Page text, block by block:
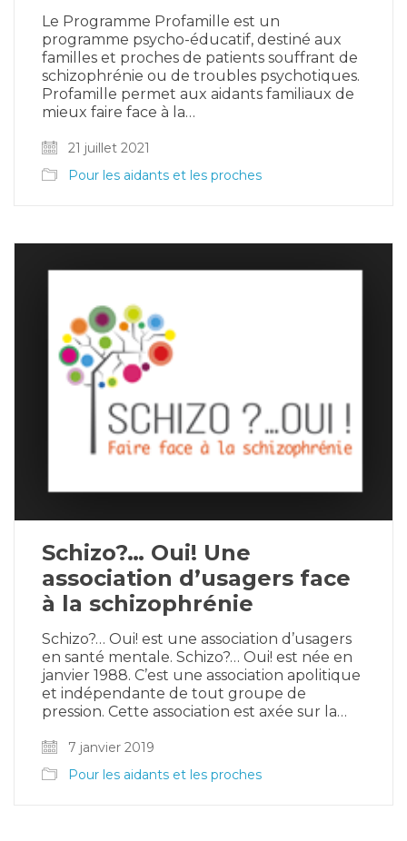
Le Programme Profamille est un
programme psycho-éducatif, destiné aux
familles et proches de patients souffrant de
schizophrénie ou de troubles psychotiques.
Profamille permet aux aidants familiaux de
mieux faire face à la…
21 juillet 2021
Pour les aidants et les proches
Schizo?… Oui! Une
association d’usagers face
à la schizophrénie
Schizo?… Oui! est une association d’usagers
en santé mentale. Schizo?… Oui! est née en
janvier 1988. C’est une association apolitique
et indépendante de tout groupe de
pression. Cette association est axée sur la…
7 janvier 2019
Pour les aidants et les proches